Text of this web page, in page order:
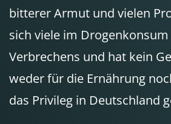
bitterer Armut und vielen
sich viele im
Verbrechens und hat kein
weder für die Ernährung
das Privileg in Deutschland